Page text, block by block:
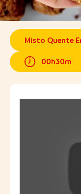
Misto Quente
00h30m